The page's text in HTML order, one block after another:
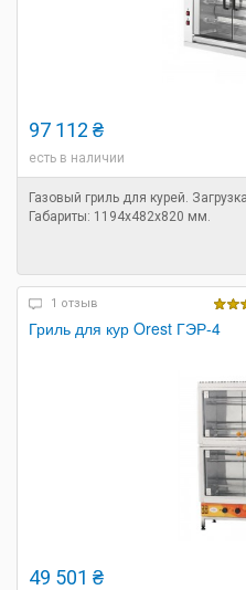
97 112 ₴
есть в наличии
Газовый гриль для курей.
Габариты: 1194х482х820 мм.
1 отзыв
Гриль для кур Orest ГЭР-4
49 501 ₴